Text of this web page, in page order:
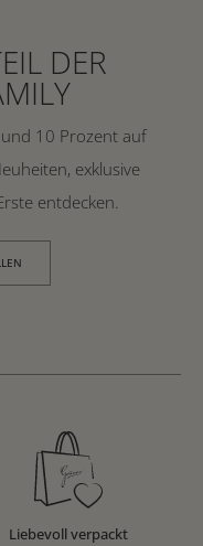
DER
10 Prozent auf
exklusive
entdecken.
Liebevoll verpackt